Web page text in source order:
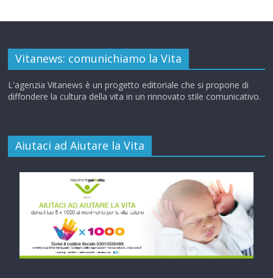
Vitanews: comunichiamo la Vita
L'agenzia Vitanews è un progetto editoriale che si propone di
diffondere la cultura della vita in un rinnovato stile comunicativo.
Aiutaci ad Aiutare la Vita